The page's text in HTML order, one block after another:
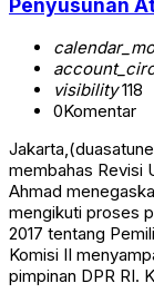
Penyusunan
visibility118
0Komentar
membahas Revisi
Ahmad
mengikuti proses
2017 tentang
Komisi II
pimpinan DPR RI.